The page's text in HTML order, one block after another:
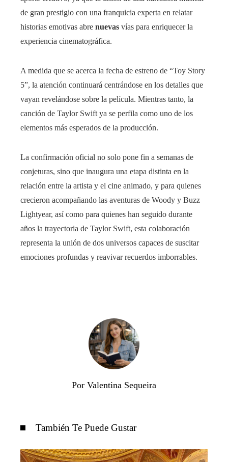
de gran prestigio con una franquicia experta en relatar
historias emotivas abre nuevas vías para enriquecer la
experiencia cinematográfica.
A medida que se acerca la fecha de estreno de “Toy Story
5”, la atención continuará centrándose en los detalles que
vayan revelándose sobre la película. Mientras tanto, la
canción de Taylor Swift ya se perfila como uno de los
elementos más esperados de la producción.
La confirmación oficial no solo pone fin a semanas de
conjeturas, sino que inaugura una etapa distinta en la
relación entre la artista y el cine animado, y para quienes
crecieron acompañando las aventuras de Woody y Buzz
Lightyear, así como para quienes han seguido durante
años la trayectoria de Taylor Swift, esta colaboración
representa la unión de dos universos capaces de suscitar
emociones profundas y reavivar recuerdos imborrables.
Por Valentina Sequeira
También Te Puede Gustar